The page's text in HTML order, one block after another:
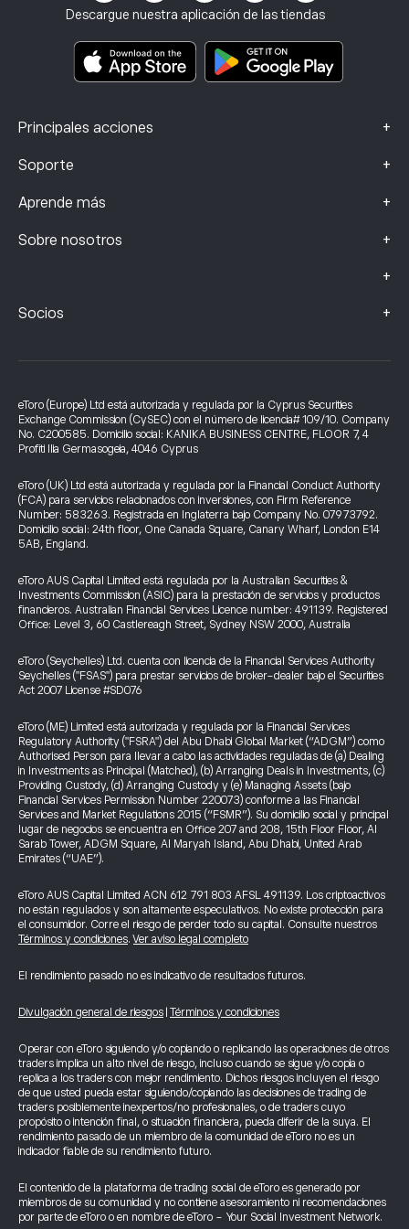
Descargue nuestra aplicación de las tiendas
Principales acciones +
Soporte +
Aprende más +
Sobre nosotros +
+
Documentos de información clave
Datos de reclamaciones (clientes de la FCA)
Socios +
Seguro de inversión
eToro (Europe) Ltd está autorizada y regulada por la Cyprus Securities
Exchange Commission (CySEC) con el número de licencia# 109/10. Company
No. C200585. Domicilio social: KANIKA BUSINESS CENTRE, FLOOR 7, 4
Profiti Ilia Germasogeia, 4046 Cyprus
eToro (UK) Ltd está autorizada y regulada por la Financial Conduct Authority
(FCA) para servicios relacionados con inversiones, con Firm Reference
Number: 583263. Registrada en Inglaterra bajo Company No. 07973792.
Domicilio social: 24th floor, One Canada Square, Canary Wharf, London E14
5AB, England.
eToro AUS Capital Limited está regulada por la Australian Securities &
Investments Commission (ASIC) para la prestación de servicios y productos
financieros. Australian Financial Services Licence number: 491139. Registered
Office: Level 3, 60 Castlereagh Street, Sydney NSW 2000, Australia
eToro (Seychelles) Ltd. cuenta con licencia de la Financial Services Authority
Seychelles ("FSAS") para prestar servicios de broker-dealer bajo el Securities
Act 2007 License #SD076
eToro (ME) Limited está autorizada y regulada por la Financial Services
Regulatory Authority ("FSRA") del Abu Dhabi Global Market (“ADGM”) como
Authorised Person para llevar a cabo las actividades reguladas de (a) Dealing
in Investments as Principal (Matched), (b) Arranging Deals in Investments, (c)
Providing Custody, (d) Arranging Custody y (e) Managing Assets (bajo
Financial Services Permission Number 220073) conforme a las Financial
Services and Market Regulations 2015 (“FSMR”). Su domicilio social y principal
lugar de negocios se encuentra en Office 207 and 208, 15th Floor Floor, Al
Sarab Tower, ADGM Square, Al Maryah Island, Abu Dhabi, United Arab
Emirates (“UAE”).
eToro AUS Capital Limited ACN 612 791 803 AFSL 491139. Los criptoactivos
no están regulados y son altamente especulativos. No existe protección para
el consumidor. Corre el riesgo de perder todo su capital. Consulte nuestros
Términos y condiciones.Ver aviso legal completo
El rendimiento pasado no es indicativo de resultados futuros.
Divulgación general de riesgos Términos y condiciones
Operar con eToro siguiendo y/o copiando o replicando las operaciones de otros
traders implica un alto nivel de riesgo, incluso cuando se sigue y/o copia o
replica a los traders con mejor rendimiento. Dichos riesgos incluyen el riesgo
de que usted pueda estar siguiendo/copiando las decisiones de trading de
traders posiblemente inexpertos/no profesionales, o de traders cuyo
propósito o intención final, o situación financiera, pueda diferir de la suya. El
rendimiento pasado de un miembro de la comunidad de eToro no es un
indicador fiable de su rendimiento futuro.
El contenido de la plataforma de trading social de eToro es generado por
miembros de su comunidad y no contiene asesoramiento ni recomendaciones
por parte de eToro o en nombre de eToro - Your Social Investment Network.